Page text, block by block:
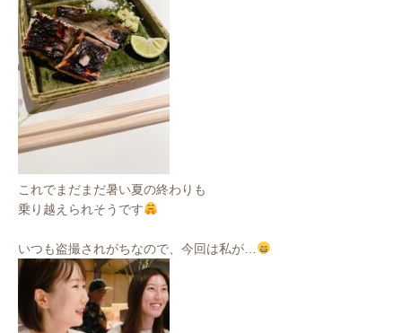
これでまだまだ暑い夏の終わりも
乗り越えられそうです
いつも盗撮されがちなので、今回は私が…